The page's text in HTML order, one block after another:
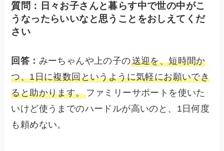
質問：日々お子さんと暮らす中で世の中がこ
うなったらいいなと思うことをおしえてくだ
さい
回答： みーちゃんや上の子の送迎を、短時間か
つ、1日に複数回というように気軽にお願いでき
ると助かります。ファミリーサポートを使いた
いけど使うまでのハードルが高いのと、1日何度
も頼めない。